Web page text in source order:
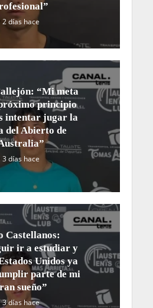
2 días hace
“Mi meta
principio
intentar jugar la
del Abierto de
3 días hace
Castellanos:
ir a estudiar y
Unidos ya
parte de mi
sueño”
3 días hace